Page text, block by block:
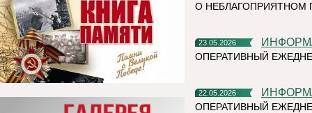
О НЕБЛАГОПРИЯТНОМ
23.05.2026
ОПЕРАТИВНЫЙ
22.05.2026
ОПЕРАТИВНЫЙ